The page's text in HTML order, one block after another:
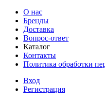
О нас
Бренды
Доставка
Вопрос-ответ
Каталог
Контакты
Политика обработки
Вход
Регистрация